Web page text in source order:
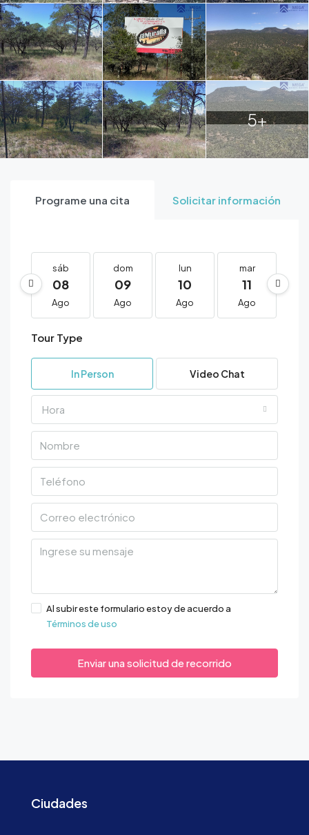
5+
Programe una cita Solicitar información
sáb
08
Ago
dom
09
Ago
lun
10
Ago
mar
11
Ago
Tour Type
In Person Video Chat
Hora
Al subir este formulario estoy de acuerdo a
Términos de uso
Enviar una solicitud de recorrido
Ciudades